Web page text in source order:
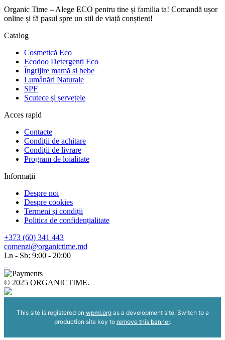
Organic Time – Alege ECO pentru tine și familia ta! Comandă ușor
online și fă pasul spre un stil de viață conștient!
Catalog
Cosmetică Eco
Ecodoo Detergenți Eco
Îngrijire mamă și bebe
Lumânări Naturale
SPF
Scutece și șervețele
Acces rapid
Contacte
Condiții de achitare
Condiții de livrare
Program de loialitate
Informaţii
Despre noi
Despre cookies
Termeni și condiții
Politica de confidențialitate
+373 (60) 341 443
comenzi@organictime.md
Ln - Sb: 9:00 - 20:00
© 2025 ORGANICTIME.
This site is registered on wpml.orgas a development site. Switch to a
production site key to remove this banner.